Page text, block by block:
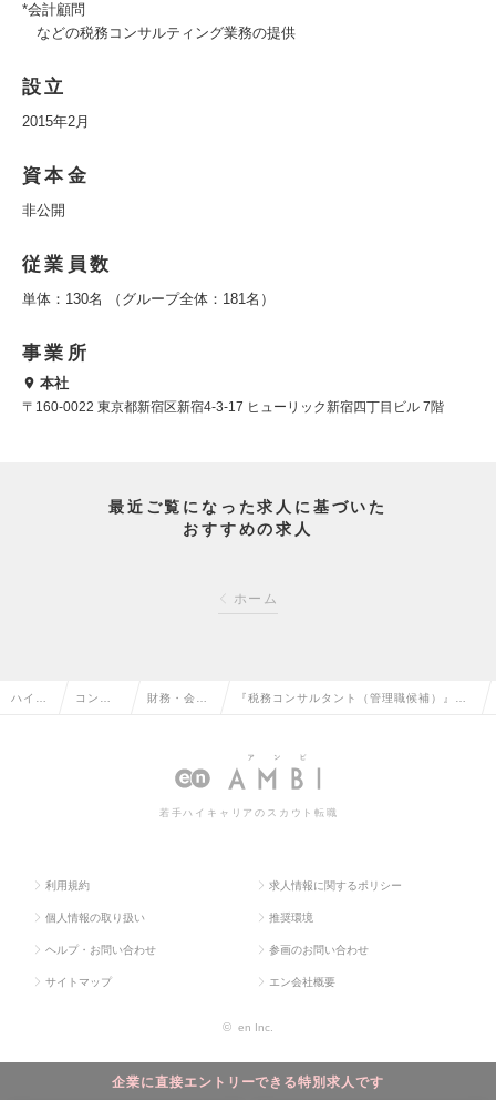
*会計顧問
などの税務コンサルティング業務の提供
設立
2015年2月
資本金
非公開
従業員数
単体：130名 （グループ全体：181名）
事業所
本社
〒160-0022 東京都新宿区新宿4-3-17 ヒューリック新宿四丁目ビル 7階
最近ご覧になった求人に基づいた
おすすめの求人
ホーム
企業に直接エントリーできる特別求人です
ハイク コンサ 財務・会計
ントの転職
『税務コンサルタント（管理職候補）』創
してご活躍いただけますの求人情報
若手ハイキャリアのスカウト転職
利用規約 求人情報に関するポリシー
個人情報の取り扱い 推奨環境
ヘルプ・お問い合わせ 参画のお問い合わせ
サイトマップ エン会社概要
© en Inc.